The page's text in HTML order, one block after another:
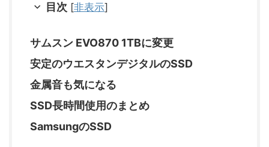
目次 [非表示]
サムスン EVO870 1TBに変更
安定のウエスタンデジタルのSSD
金属音も気になる
SSD長時間使用のまとめ
SamsungのSSD